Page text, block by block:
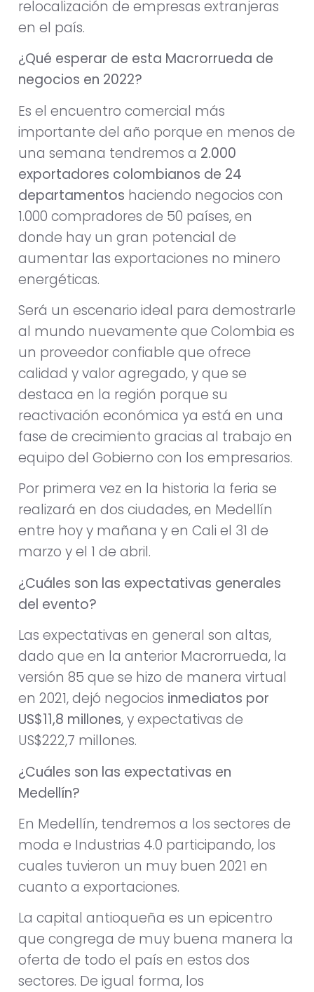
relocalización de empresas extranjeras
en el país.
¿Qué esperar de esta Macrorrueda de
negocios en 2022?
Es el encuentro comercial más
importante del año porque en menos de
una semana tendremos a 2.000
exportadores colombianos de 24
departamentos haciendo negocios con
1.000 compradores de 50 países, en
donde hay un gran potencial de
aumentar las exportaciones no minero
energéticas.
Será un escenario ideal para demostrarle
al mundo nuevamente que Colombia es
un proveedor confiable que ofrece
calidad y valor agregado, y que se
destaca en la región porque su
reactivación económica ya está en una
fase de crecimiento gracias al trabajo en
equipo del Gobierno con los empresarios.
Por primera vez en la historia la feria se
realizará en dos ciudades, en Medellín
entre hoy y mañana y en Cali el 31 de
marzo y el 1 de abril.
¿Cuáles son las expectativas generales
del evento?
Las expectativas en general son altas,
dado que en la anterior Macrorrueda, la
versión 85 que se hizo de manera virtual
en 2021, dejó negocios inmediatos por
US$11,8 millones, y expectativas de
US$222,7 millones.
¿Cuáles son las expectativas en
Medellín?
En Medellín, tendremos a los sectores de
moda e Industrias 4.0 participando, los
cuales tuvieron un muy buen 2021 en
cuanto a exportaciones.
La capital antioqueña es un epicentro
que congrega de muy buena manera la
oferta de todo el país en estos dos
sectores. De igual forma, los